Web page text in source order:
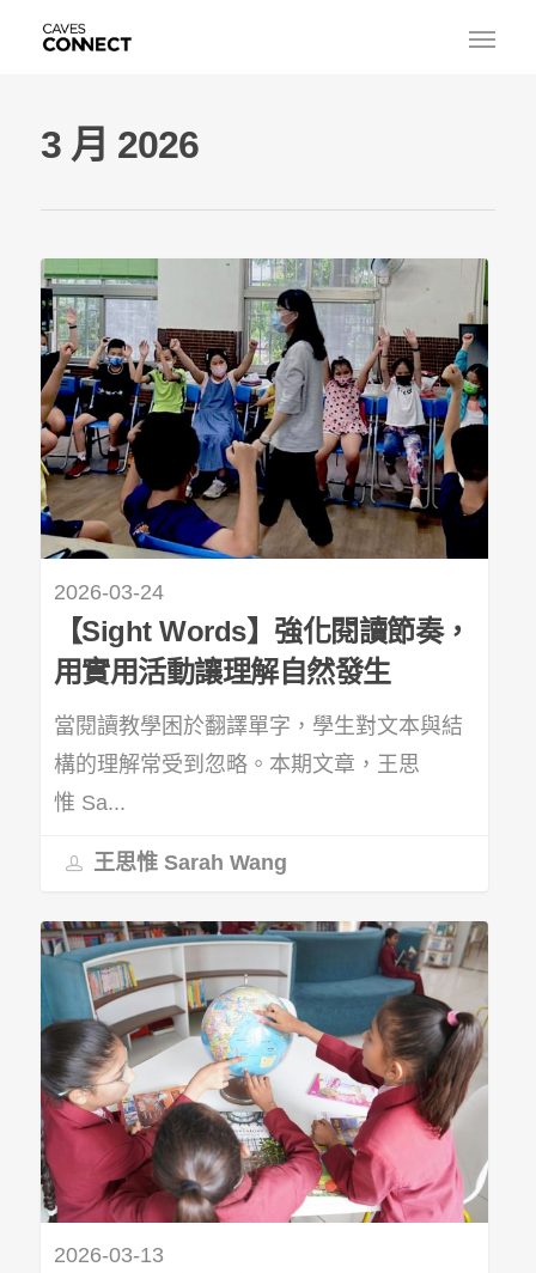
3 月 2026
2026-03-24
【Sight Words】強化閱讀節奏，
用實用活動讓理解自然發生
當閱讀教學困於翻譯單字，學生對文本與結
構的理解常受到忽略。本期文章，王思
惟 Sa...
王思惟 Sarah Wang
2026-03-13